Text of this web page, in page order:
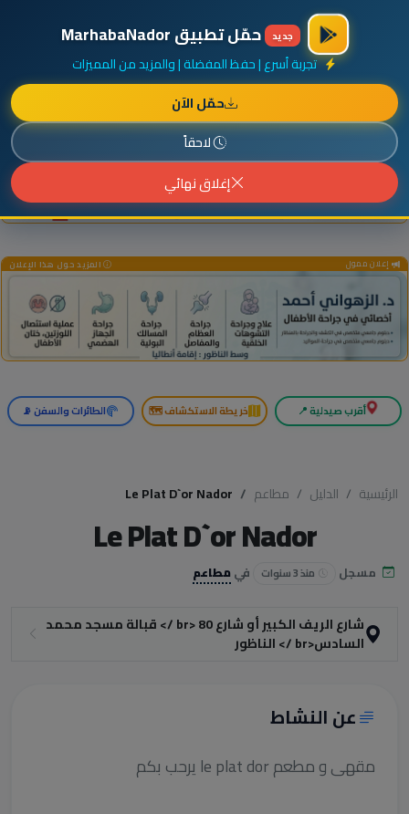
أضف نشاطك مجاناً
جديد حمّل تطبيق MarhabaNador
تجربة أسرع | حفظ المفضلة | والمزيد من المميزات
حمّل الآن
لاحقاً
إغلاق نهائي
إعلان ممول المزيد حول هذا الإعلان
إعلان ممول المزيد حول هذا الإعلان
أقرب صيدلية 📍 خريطة الاستكشاف 🗺️ الطائرات والسفن 📡
الرئيسية الدليل مطاعم Le Plat D`or Nador
Le Plat D`or Nador
مسجل منذ 3 سنوات فيمطاعم
شارع الريف الكبير أو شارع 80 <br /> قبالة مسجد محمد
السادس<br /> الناظور
عن النشاط
مقهى و مطعم le plat dor يرحب بكم